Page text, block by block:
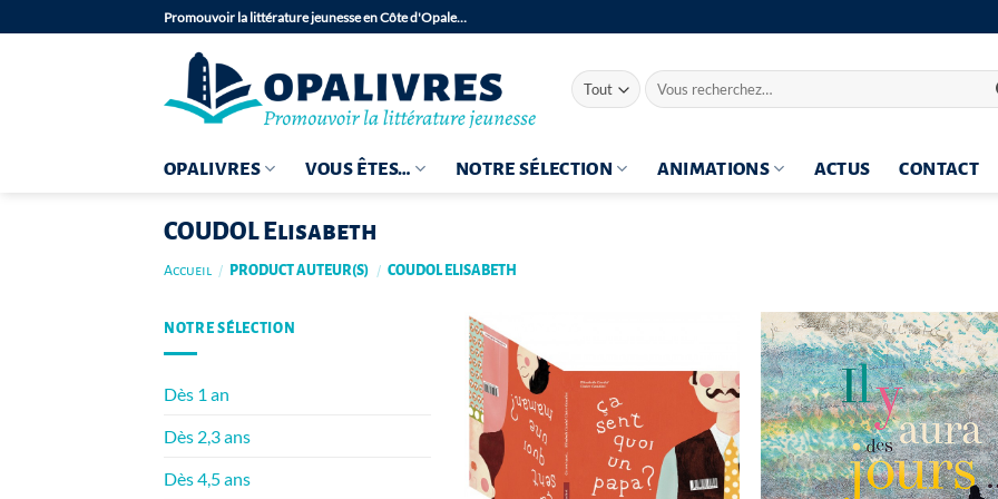
au
Promouvoir la littérature jeunesse en Côte d'Opale…
Recherche
pour :
OPALIVRES VOUS ÊTES… NOTRE SÉLECTION ANIMATIONS ACTUS CONTACT
COUDOL Elisabeth
Accueil / PRODUCT AUTEUR(S) / COUDOL ELISABETH
NOTRE SÉLECTION
Dès 1 an
Dès 2,3 ans
Dès 4,5 ans